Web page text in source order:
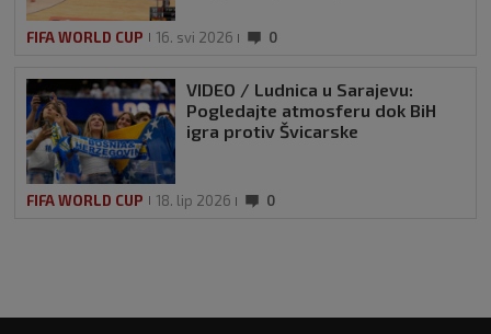
FIFA WORLD CUP 16. svi 2026 0
VIDEO / Ludnica u Sarajevu:
Pogledajte atmosferu dok BiH
igra protiv Švicarske
FIFA WORLD CUP 18. lip 2026 0